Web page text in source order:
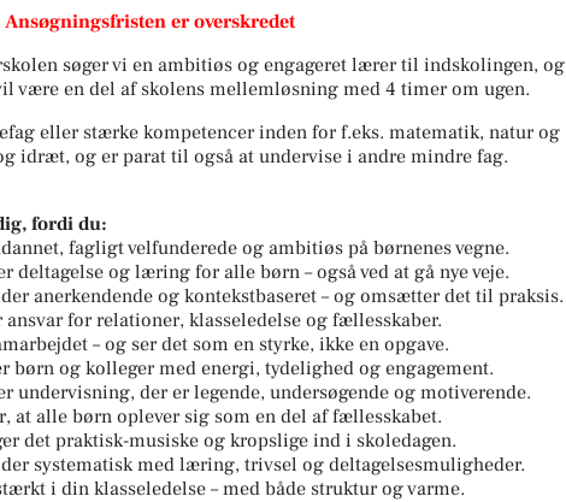
Ansøgningsfristen er overskredet
søger vi en ambitiøs og engageret lærer til indskolingen, og
være en del af skolens mellemløsning med 4 timer om ugen.
eller stærke kompetencer inden for f.eks. matematik, natur og
idræt, og er parat til også at undervise i andre mindre fag.
fordi du:
fagligt velfunderede og ambitiøs på børnenes vegne.
deltagelse og læring for alle børn – også ved at gå nye veje.
anerkendende og kontekstbaseret – og omsætter det til praksis.
ansvar for relationer, klasseledelse og fællesskaber.
– og ser det som en styrke, ikke en opgave.
børn og kolleger med energi, tydelighed og engagement.
undervisning, der er legende, undersøgende og motiverende.
at alle børn oplever sig som en del af fællesskabet.
det praktisk-musiske og kropslige ind i skoledagen.
systematisk med læring, trivsel og deltagelsesmuligheder.
i din klasseledelse – med både struktur og varme.